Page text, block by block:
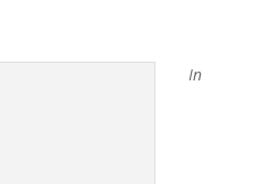
In